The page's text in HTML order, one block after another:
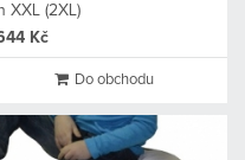
XXL (2XL)
Kč
Do obchodu